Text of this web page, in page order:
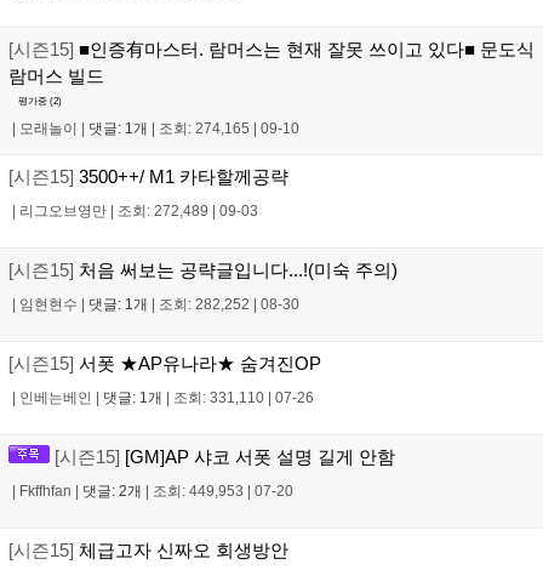
[시즌15] ■인증有마스터. 람머스는 현재 잘못 쓰이고 있다■ 문도식
람머스 빌드
평가중 (2)
모래놀이 댓글: 1개 조회: 274,165 09-10
[시즌15] 3500++/ M1 카타할께공략
리그오브영만 조회: 272,489 09-03
[시즌15] 처음 써보는 공략글입니다...!(미숙 주의)
임현현수 댓글: 1개 조회: 282,252 08-30
[시즌15] 서폿 ★AP유나라★ 숨겨진OP
인베는베인 댓글: 1개 조회: 331,110 07-26
[시즌15] [GM]AP 샤코 서폿 설명 길게 안함
Fkffhfan 댓글: 2개 조회: 449,953 07-20
[시즌15] 체급고자 신짜오 회생방안